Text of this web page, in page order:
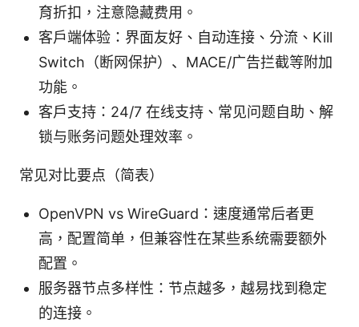
育折扣，注意隐藏费用。
客户端体验：界面友好、自动连接、分流、Kill
Switch（断网保护）、MACE/广告拦截等附加
功能。
客户支持：24/7 在线支持、常见问题自助、解
锁与账务问题处理效率。
常见对比要点（简表）
OpenVPN vs WireGuard：速度通常后者更
高，配置简单，但兼容性在某些系统需要额外
配置。
服务器节点多样性：节点越多，越易找到稳定
的连接。